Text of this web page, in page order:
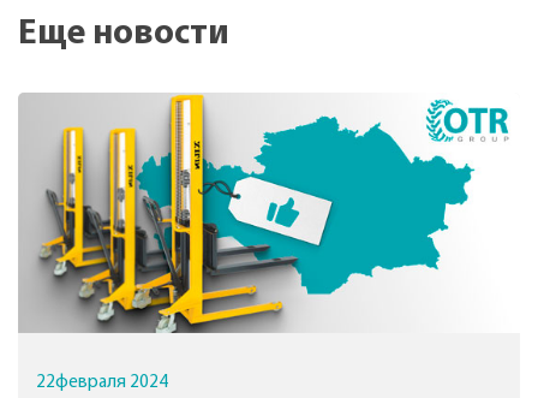
Еще новости
22февраля 2024